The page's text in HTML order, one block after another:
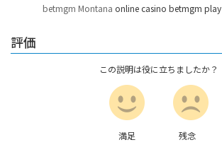
betmgm Montana online casino betmgm play
評価
この説明は役に立ちましたか？
満足 残念